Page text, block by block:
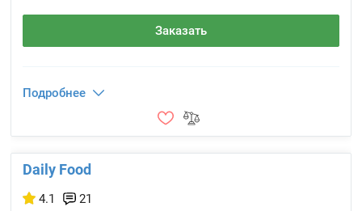
Заказать
Подробнее
Daily Food
4.1 21